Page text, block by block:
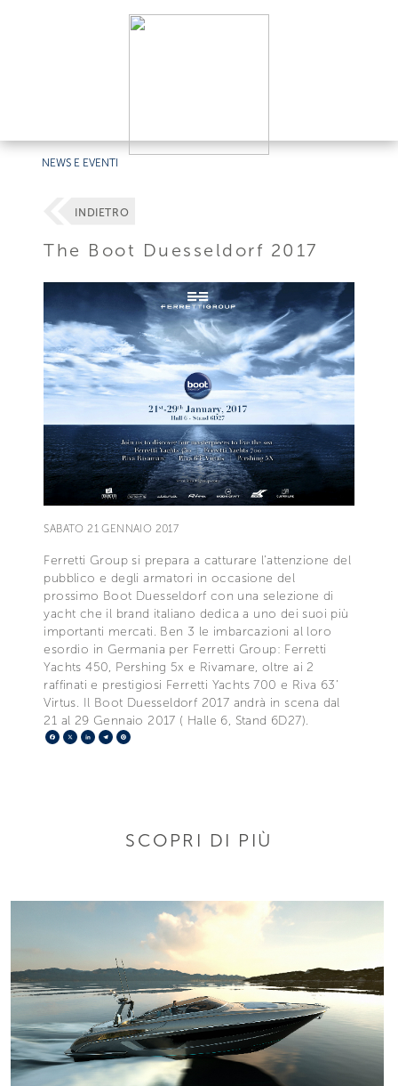
NEWS E EVENTI
INDIETRO
The Boot Duesseldorf 2017
SABATO 21 GENNAIO 2017
Ferretti Group si prepara a catturare l’attenzione del
pubblico e degli armatori in occasione del
prossimo Boot Duesseldorf con una selezione di
yacht che il brand italiano dedica a uno dei suoi più
importanti mercati. Ben 3 le imbarcazioni al loro
esordio in Germania per Ferretti Group: Ferretti
Yachts 450, Pershing 5x e Rivamare, oltre ai 2
raffinati e prestigiosi Ferretti Yachts 700 e Riva 63’
Virtus. Il Boot Duesseldorf 2017 andrà in scena dal
21 al 29 Gennaio 2017 ( Halle 6, Stand 6D27).
Facebook
X LinkedIn
Telegram
SCOPRI DI PIÙ